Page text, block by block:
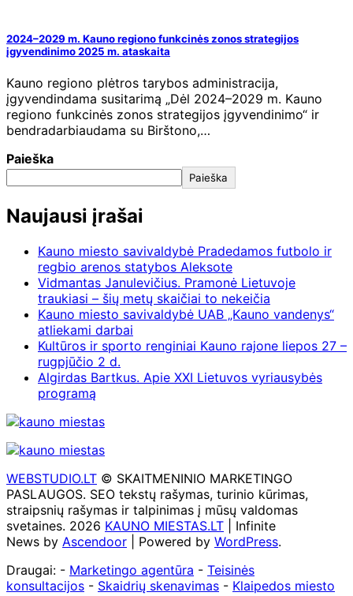
2024–2029 m. Kauno regiono funkcinės zonos strategijos
įgyvendinimo 2025 m. ataskaita
Kauno regiono plėtros tarybos administracija,
įgyvendindama susitarimą „Dėl 2024–2029 m. Kauno
regiono funkcinės zonos strategijos įgyvendinimo“ ir
bendradarbiaudama su Birštono,…
Paieška
Paieška
Naujausi įrašai
Kauno miesto savivaldybė Pradedamos futbolo ir
regbio arenos statybos Aleksote
Vidmantas Janulevičius. Pramonė Lietuvoje
traukiasi – šių metų skaičiai to nekeičia
Kauno miesto savivaldybė UAB „Kauno vandenys“
atliekami darbai
Kultūros ir sporto renginiai Kauno rajone liepos 27 –
rugpjūčio 2 d.
Algirdas Bartkus. Apie XXI Lietuvos vyriausybės
programą
WEBSTUDIO.LT © SKAITMENINIO MARKETINGO
PASLAUGOS. SEO tekstų rašymas, turinio kūrimas,
straipsnių rašymas ir talpinimas į mūsų valdomas
svetaines. 2026 KAUNO MIESTAS.LT | Infinite
News by Ascendoor | Powered by WordPress.
Draugai: - Marketingo agentūra - Teisinės
konsultacijos - Skaidrių skenavimas - Klaipedos miesto